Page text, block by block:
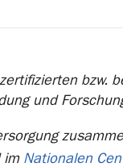
und
im Nationalen